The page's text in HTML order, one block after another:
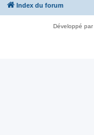
Index du forum
Développé par